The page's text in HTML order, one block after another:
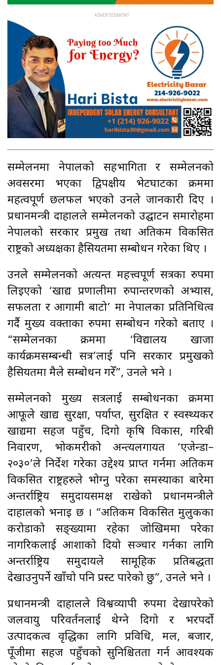
सम्मेलनमा नेपालको सहभागिता र सम्मेलनको
अवसरमा भएका द्विपक्षीय भेटघाटका क्रममा
महत्वपूर्ण छलफल भएको उनले जानकारी दिए ।
प्रधानमन्त्री दाहालले सम्मेलनको उद्घाटन समारोहमा
नेपालको सरकार प्रमुख तथा अतिकम विकसित
राष्ट्रको अध्यक्षका हैसियतमा सम्बोधन गरेका थिए ।
उनले सम्मेलनको अत्यन्त महत्त्वपूर्ण सत्रका रुपमा
लिइएको ‘खाद्य प्रणालीमा रुपान्तरणको अभ्यास,
सफलता र आगामी बाटो’ मा नेपालका प्रतिनिधित्व
गर्दै मुख्य वक्ताका रुपमा सम्बोधन गरेको बताए ।
“सम्मेलनका क्रममा ‘विद्यालय खाजा
कार्यक्रमसम्बन्धी सत्र’लाई पनि सरकार प्रमुखको
हैसियतमा मैले सम्बोधन गरेँ”, उनले भने ।
सम्मेलनको मुख्य सत्रलाई सम्बोधनका क्रममा
आफूले खाद्य सुरक्षा, पर्याप्त, सुरक्षित र स्वस्थ्यकर
खाद्यमा सहज पहुँच, दिगो कृषि विकास, गरिबी
निवारण, भोकमरीको अन्त्यलगायत ‘एजेन्डा–
२०३०’ले निर्देश गरेका उद्देश्य प्राप्त गर्नमा अतिकम
विकसित राष्ट्रहरुले भोग्नु परेका समस्याका बारेमा
अन्तर्राष्ट्रिय समुदायसमक्ष राखेको प्रधानमन्त्रीले
दाहालको भनाइ छ । “अतिकम विकसित मुलुकका
करोडौँको सङ्ख्यामा रहेका जोखिममा परेका
नागरिकलाई आशाको दियो सञ्चार गर्नका लागि
अन्तर्राष्ट्रिय समुदायले सामूहिक प्रतिबद्धता
देखाउनुपर्ने खाँचो पनि प्रस्ट पारेको छु”, उनले भने ।
प्रधानमन्त्री दाहालले विश्वव्यापी रुपमा देखापरेको
जलवायु परिवर्तनलाई थेग्ने दिगो र भरपर्दो
उत्पादकत्व वृद्धिका लागि प्रविधि, मल, बजार,
पूँजीमा सहज पहुँचको सुनिश्चितता गर्न आवश्यक